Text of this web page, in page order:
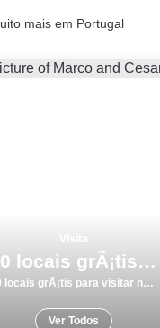
mais em Portugal
10 locais grÃ¡tis para visitar na Ilha Terceira
10 locais grÃ¡tis para visitar na Ilha Terceira
Ver Todos